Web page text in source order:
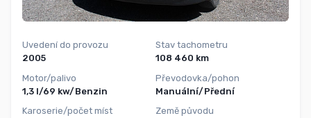
Uvedení do provozu
2005
Motor/palivo
1,3 l/69 kw/Benzin
Karoserie/počet míst
Stav tachometru
108 460 km
Převodovka/pohon
Manuální/Přední
Země původu